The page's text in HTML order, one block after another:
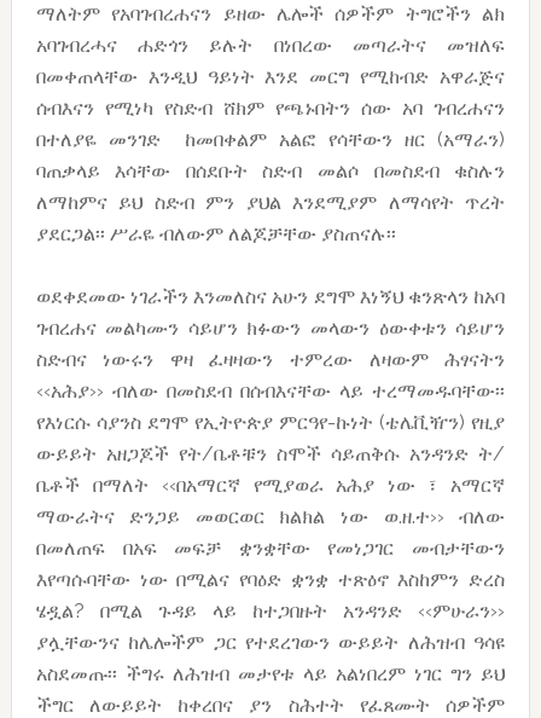
ማለትም የአባገብረሐናን ይዘው ሌሎች ሰዎችም ትግሮችን ልክ
አባገብረሓና ሐድጎን ይሉት በነበረው መጣራትና መዝለፍ
በመቀጠላቸው እንዲህ ዓይነት እንደ መርግ የሚከብድ አዋራጅና
ሰብእናን የሚነካ የስድብ ሸክም የጫኑበትን ሰው አባ ገብረሐናን
በተለያዬ መንገድ ከመበቀልም አልፎ የሳቸውን ዘር (አማራን)
ባጠቃላይ እሳቸው በሰደቡት ስድብ መልሶ በመስደብ ቁስሉን
ለማከምና ይህ ስድብ ምን ያህል እንደሚያም ለማሳየት ጥረት
ያደርጋል፡፡ ሥራዬ ብለውም ለልጆቻቸው ያስጠናሉ፡፡
ወደቀደመው ነገራችን እንመለስና አሁን ደግሞ እነኝህ ቁንጽላን ከአባ
ገብረሐና መልካሙን ሳይሆን ክፉውን መላውን ዕውቀቱን ሳይሆን
ስድብና ነውሩን ዋዛ ፈዛዛውን ተምረው ለዛውም ሕፃናትን
‹‹አሕያ›› ብለው በመስደብ በሰብእናቸው ላይ ተረማመዱባቸው፡፡
የእነርሱ ሳያንስ ደግሞ የኢትዮጵያ ምርዓየ-ኩነት (ቴሌቪዥን) የዚያ
ውይይት አዘጋጆች የት/ቤቶቹን ስሞች ሳይጠቅሱ አንዳንድ ት/
ቤቶች በማለት ‹‹በአማርኛ የሚያወራ አሕያ ነው ፣ አማርኛ
ማውራትና ድንጋይ መወርወር ክልክል ነው ወ.ዘ.ተ›› ብለው
በመለጠፍ በአፍ መፍቻ ቋንቋቸው የመነጋገር መብታቸውን
እየጣሱባቸው ነው በሚልና የባዕድ ቋንቋ ተጽዕኖ እስከምን ድረስ
ሄዷል? በሚል ጉዳይ ላይ ከተጋበዙት አንዳንድ ‹‹ምሁራን››
ያሏቸውንና ከሌሎችም ጋር የተደረገውን ውይይት ለሕዝብ ዓሳዩ
አስደመጡ፡፡ ችግሩ ለሕዝብ መታየቱ ላይ አልነበረም ነገር ግን ይህ
ችግር ለውይይት ከቀረበና ያን ስሕተት የፈጸሙት ሰዎችም